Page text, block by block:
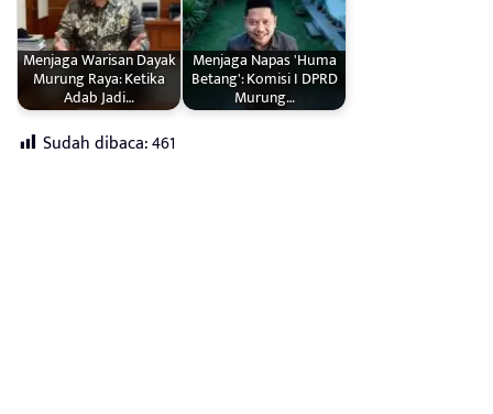
Menjaga Warisan Dayak
Murung Raya: Ketika
Adab Jadi…
Menjaga Napas 'Huma
Betang': Komisi I DPRD
Murung…
Sudah dibaca:461